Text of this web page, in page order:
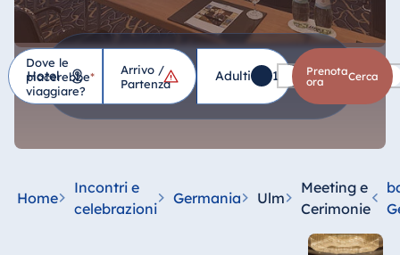
Dove le
piacerebbe
viaggiare?
*
Hotel
Homburg
Hotel Bad
Arrivo /
Partenza
Adulti 1 Bambini 0
Prenota
ora
cerca
Home
Incontri e
celebrazioni
Germania Ulm
Meeting e
Cerimonie